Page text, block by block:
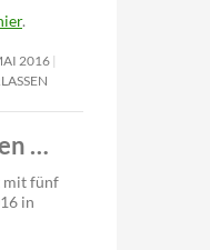
.
2016
…
mit fünf
in